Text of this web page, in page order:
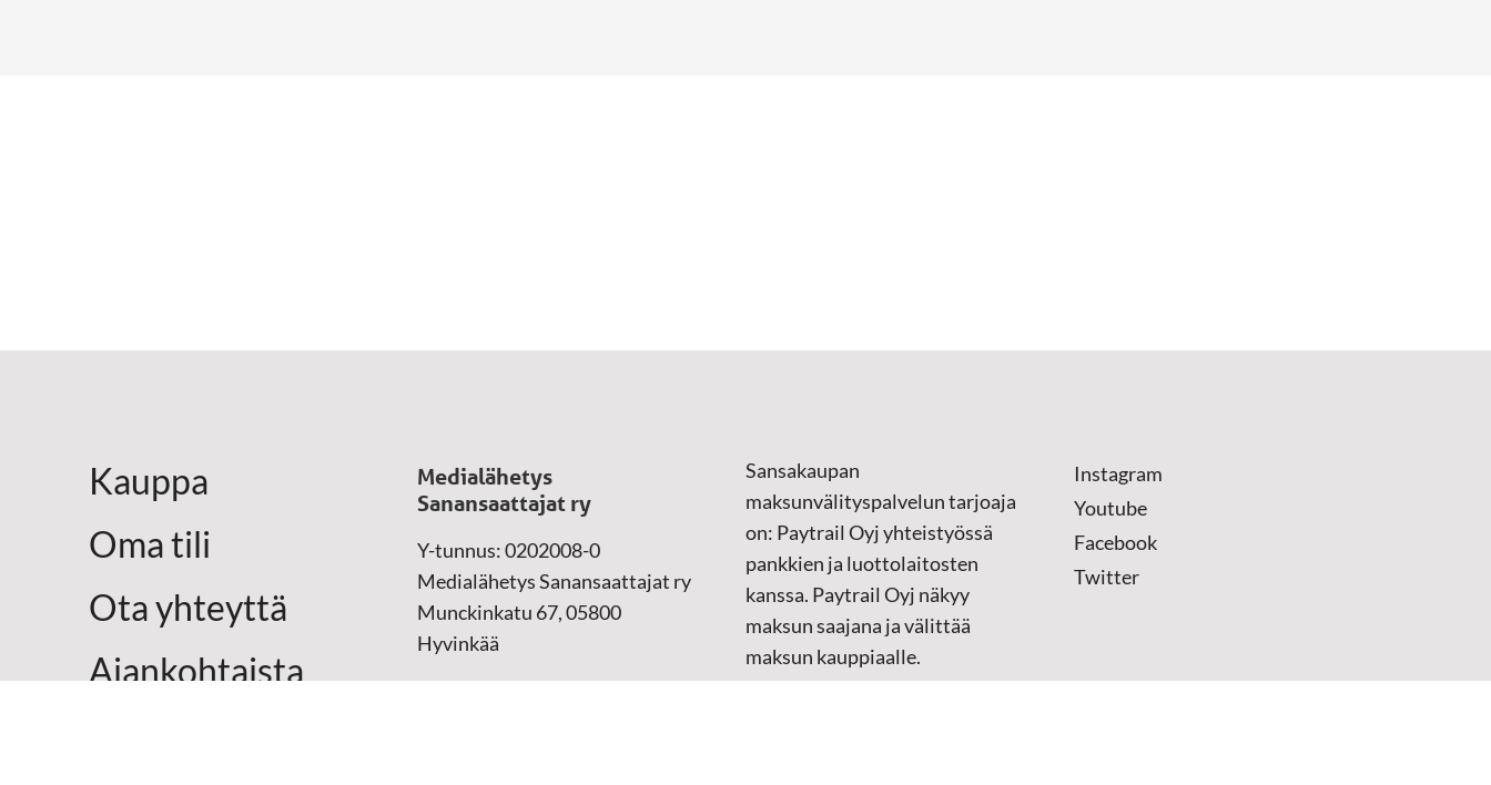
Kauppa
Oma tili
Ota yhteyttä
Ajankohtaista
Medialähetys
Sanansaattajat ry
Y-tunnus: 0202008-0
Medialähetys Sanansaattajat ry
Munckinkatu 67, 05800
Hyvinkää
Sansakaupan
maksunvälityspalvelun tarjoaja
on: Paytrail Oyj yhteistyössä
pankkien ja luottolaitosten
kanssa. Paytrail Oyj näkyy
maksun saajana ja välittää
maksun kauppiaalle.
Reklamaatiotapauksissa ota
Instagram
Youtube
Facebook
Twitter